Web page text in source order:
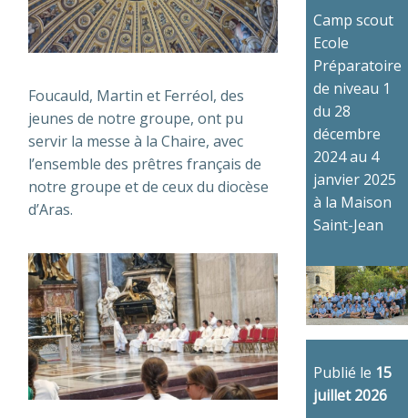
Foucauld, Martin et Ferréol, des
jeunes de notre groupe, ont pu
servir la messe à la Chaire, avec
l’ensemble des prêtres français de
notre groupe et de ceux du diocèse
d’Aras.
Camp scout
Ecole
Préparatoire
de niveau 1
du 28
décembre
2024 au 4
janvier 2025
à la Maison
Saint-Jean
Publié le 15
juillet 2026